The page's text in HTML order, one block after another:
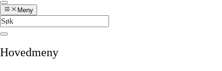
Meny
Hovedmeny